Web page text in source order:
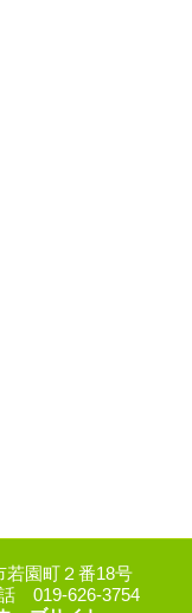
園町２番18号
019-626-3754